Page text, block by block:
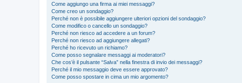
Come aggiungo una firma ai miei messaggi?
Come creo un sondaggio?
Perché non è possibile aggiungere ulteriori opzioni del sondaggio?
Come modifico o cancello un sondaggio?
Perché non riesco ad accedere a un forum?
Perché non riesco ad aggiungere allegati?
Perché ho ricevuto un richiamo?
Come posso segnalare messaggi ai moderatori?
Che cos’è il pulsante “Salva” nella finestra di invio dei messaggi?
Perché il mio messaggio deve essere approvato?
Come posso spostare in cima un mio argomento?